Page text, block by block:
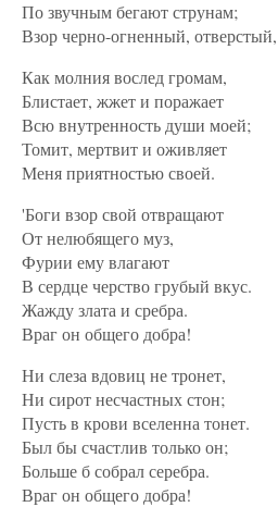
По звучным бегают струнам;
Взор черно-огненный, отверстый,
Как молния вослед громам,
Блистает, жжет и поражает
Всю внутренность души моей;
Томит, мертвит и оживляет
Меня приятностью своей.
'Боги взор свой отвращают
От нелюбящего муз,
Фурии ему влагают
В сердце черство грубый вкус.
Жажду злата и сребра.
Враг он общего добра!
Ни слеза вдовиц не тронет,
Ни сирот несчастных стон;
Пусть в крови вселенна тонет.
Был бы счастлив только он;
Больше б собрал серебра.
Враг он общего добра!